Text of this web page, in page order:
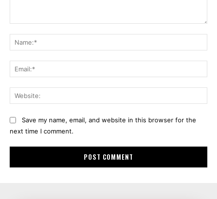
Save my name, email, and website in this browser for the
next time I comment.